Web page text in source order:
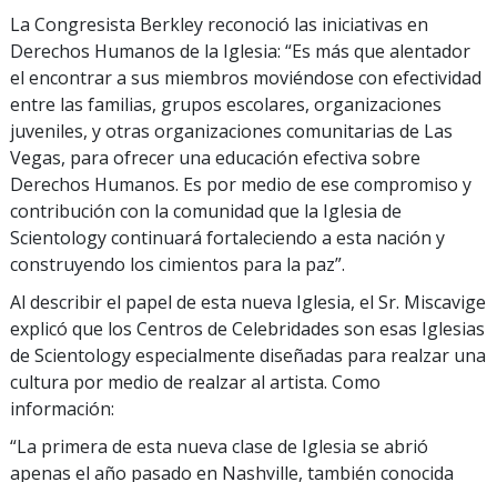
La Congresista Berkley reconoció las iniciativas en
Derechos Humanos de la Iglesia: “Es más que alentador
el encontrar a sus miembros moviéndose con efectividad
entre las familias, grupos escolares, organizaciones
juveniles, y otras organizaciones comunitarias de Las
Vegas, para ofrecer una educación efectiva sobre
Derechos Humanos. Es por medio de ese compromiso y
contribución con la comunidad que la Iglesia de
Scientology continuará fortaleciendo a esta nación y
construyendo los cimientos para la paz”.
Al describir el papel de esta nueva Iglesia, el Sr. Miscavige
explicó que los Centros de Celebridades son esas Iglesias
de Scientology especialmente diseñadas para realzar una
cultura por medio de realzar al artista. Como
información:
“La primera de esta nueva clase de Iglesia se abrió
apenas el año pasado en Nashville, también conocida